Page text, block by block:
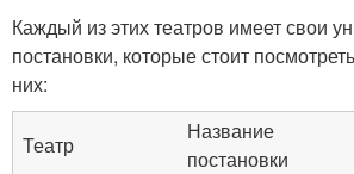
Каждый из этих театров имеет свои
постановки, которые стоит
них:
Театр
Название
постановки